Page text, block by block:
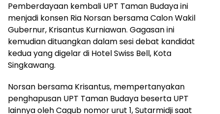
Pemberdayaan kembali UPT Taman Budaya ini
menjadi konsen Ria Norsan bersama Calon Wakil
Gubernur, Krisantus Kurniawan. Gagasan ini
kemudian dituangkan dalam sesi debat kandidat
kedua yang digelar di Hotel Swiss Bell, Kota
Singkawang.
Norsan bersama Krisantus, mempertanyakan
penghapusan UPT Taman Budaya beserta UPT
lainnya oleh Cagub nomor urut 1, Sutarmidji saat